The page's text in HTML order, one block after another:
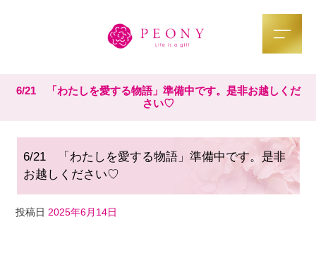
6/21 「わたしを愛する物語」準備中です。是非お越しくだ
さい♡
6/21 「わたしを愛する物語」準備中です。是非
お越しください♡
投稿日 2025年6月14日